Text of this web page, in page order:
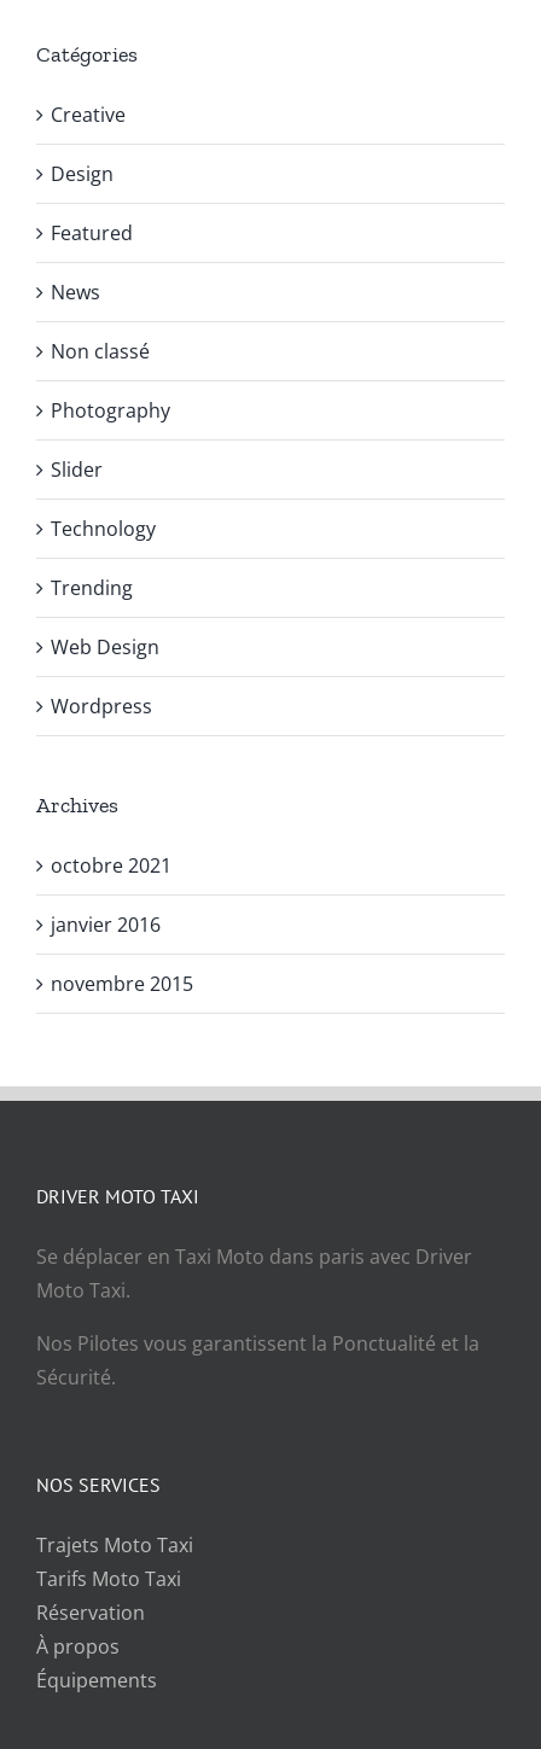
Catégories
Creative
Design
Featured
News
Non classé
Photography
Slider
Technology
Trending
Web Design
Wordpress
Archives
octobre 2021
janvier 2016
novembre 2015
DRIVER MOTO TAXI
Se déplacer en Taxi Moto dans paris avec Driver
Moto Taxi.
Nos Pilotes vous garantissent la Ponctualité et la
Sécurité.
NOS SERVICES
Trajets Moto Taxi
Tarifs Moto Taxi
Réservation
À propos
Équipements